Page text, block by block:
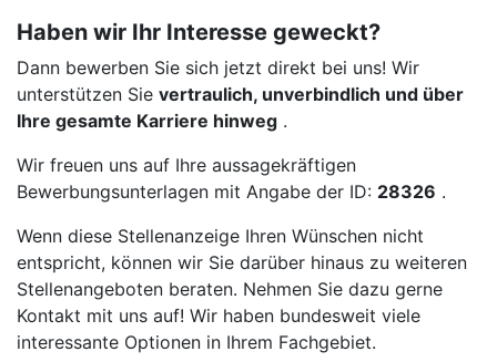
Haben wir Ihr Interesse geweckt?
Dann bewerben Sie sich jetzt direkt bei uns! Wir
unterstützen Sie vertraulich, unverbindlich und über
Ihre gesamte Karriere hinweg .
Wir freuen uns auf Ihre aussagekräftigen
Bewerbungsunterlagen mit Angabe der ID: 28326 .
Wenn diese Stellenanzeige Ihren Wünschen nicht
entspricht, können wir Sie darüber hinaus zu weiteren
Stellenangeboten beraten. Nehmen Sie dazu gerne
Kontakt mit uns auf! Wir haben bundesweit viele
interessante Optionen in Ihrem Fachgebiet.